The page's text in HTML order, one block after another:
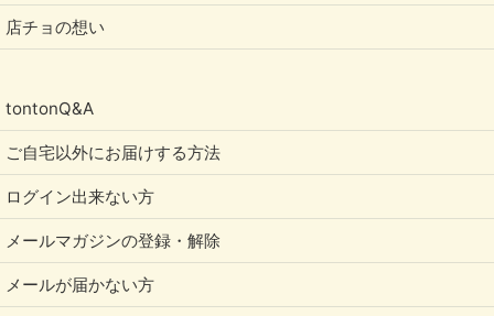
店チョの想い
tontonQ&A
ご自宅以外にお届けする方法
ログイン出来ない方
メールマガジンの登録・解除
メールが届かない方